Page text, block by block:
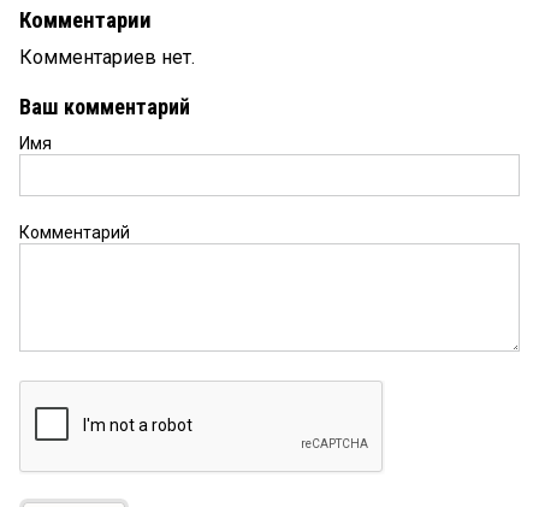
Комментарии
Комментариев нет.
Ваш комментарий
Имя
Комментарий